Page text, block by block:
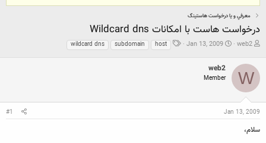
معرفي و يا درخواست هاستينگ
درخواست هاست با امکانات Wildcard dns
ش
ع
ک
ن
ه
و
web2
ت
ی
خ
Jan 13, 2009
ب host
subdomain
wildcard dns
W
web2
Member
Jan 13, 2009
#1
سلام،